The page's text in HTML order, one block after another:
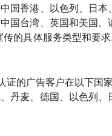
国香港、以色列、日
国台湾、英国和美国。
的具体服务类型和要求
的广告客户在以下国
丹麦、德国、以色列